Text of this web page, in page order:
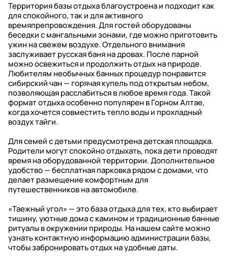
Территория базы отдыха благоустроена и подходит как
для спокойного, так и для активного
времяпрепровождения. Для гостей оборудованы
беседки с мангальными зонами, где можно приготовить
ужин на свежем воздухе. Отдельного внимания
заслуживает русская баня на дровах. После парной
можно освежиться и продолжить отдых на природе.
Любителям необычных банных процедур понравится
сибирский чан — горячая купель под открытым небом,
позволяющая расслабиться в любое время года. Такой
формат отдыха особенно популярен в Горном Алтае,
когда хочется совместить тепло воды и прохладный
воздух тайги.
Для семей с детьми предусмотрена детская площадка.
Родители могут спокойно отдыхать, пока дети проводят
время на оборудованной территории. Дополнительное
удобство — бесплатная парковка рядом с домами, что
делает размещение комфортным для
путешественников на автомобиле.
«Таежный угол» — это база отдыха для тех, кто выбирает
тишину, уютные дома с камином и традиционные банные
ритуалы в окружении природы. На нашем сайте можно
узнать контактную информацию администрации базы,
чтобы забронировать отдых на удобные даты.